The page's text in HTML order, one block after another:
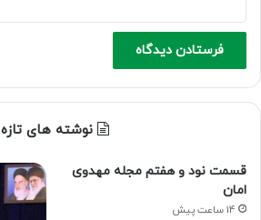
نوشته های تازه
قسمت نود و هفتم مجله مهدوی
امان
14 ساعت پیش